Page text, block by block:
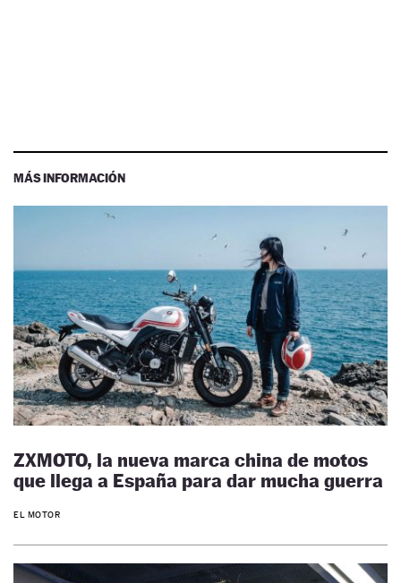
MÁS INFORMACIÓN
ZXMOTO, la nueva marca china de motos
que llega a España para dar mucha guerra
EL MOTOR